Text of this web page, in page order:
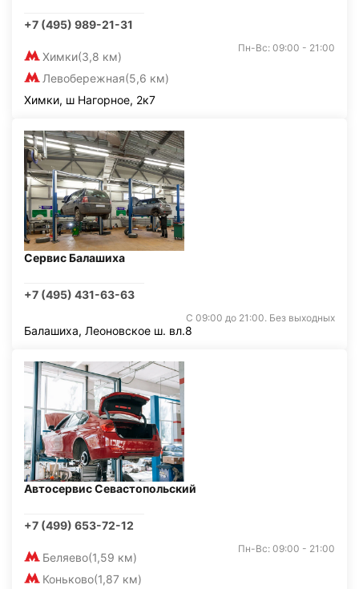
+7 (495) 989-21-31
Химки(3,8 км)
Левобережная(5,6 км)
Пн-Вс: 09:00 - 21:00
Химки, ш Нагорное, 2к7
Сервис Балашиха
+7 (495) 431-63-63
С 09:00 до 21:00. Без выходных
Балашиха, Леоновское ш. вл.8
Автосервис Севастопольский
+7 (499) 653-72-12
Беляево(1,59 км)
Коньково(1,87 км)
Пн-Вс: 09:00 - 21:00